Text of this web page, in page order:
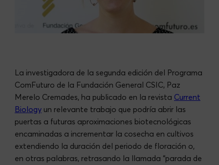
La investigadora de la segunda edición del Programa
ComFuturo de la Fundación General CSIC, Paz
Merelo Cremades, ha publicado en la revista Current
Biology un relevante trabajo que podría abrir las
puertas a futuras aproximaciones biotecnológicas
encaminadas a incrementar la cosecha en cultivos
extendiendo la duración del periodo de floración o,
en otras palabras, retrasando la llamada “parada de